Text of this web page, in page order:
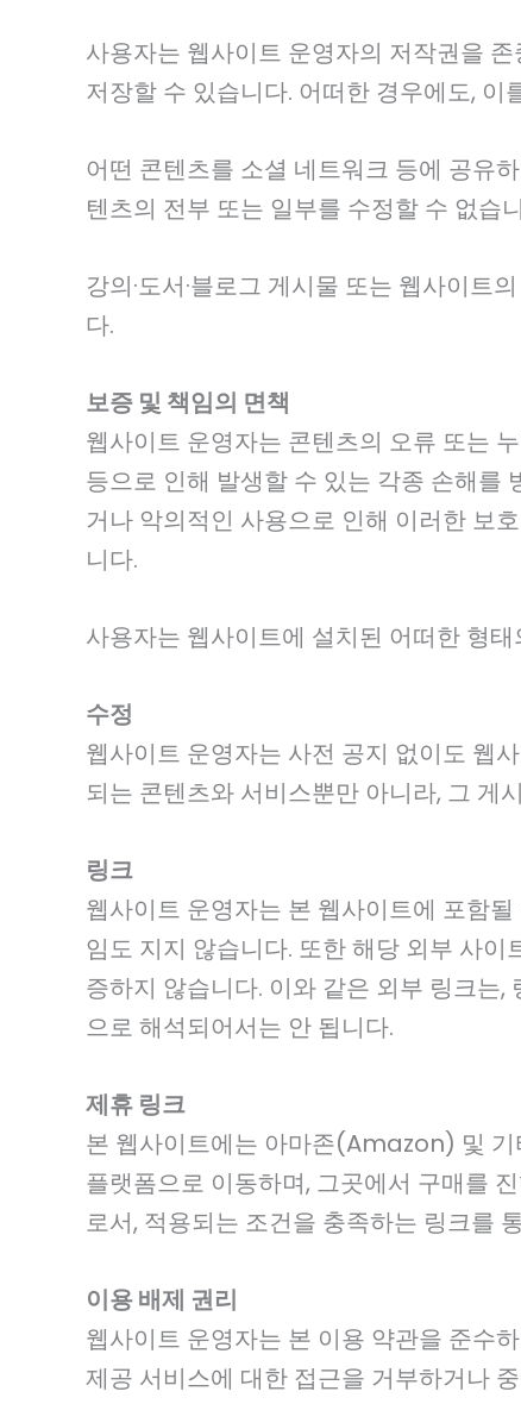
사용자는 웹사이트 운영자의 저작권을
저장할 수 있습니다. 어떠한 경우에도, 이
어떤 콘텐츠를 소셜 네트워크 등에 공유
텐츠의 전부 또는 일부를 수정할 수 없습
강의·도서·블로그 게시물 또는 웹사이트
다.
보증 및 책임의 면책
웹사이트 운영자는 콘텐츠의 오류 또는
등으로 인해 발생할 수 있는 각종 손해를
거나 악의적인 사용으로 인해 이러한 보
니다.
사용자는 웹사이트에 설치된 어떠한 형태
수정
웹사이트 운영자는 사전 공지 없이도 웹
되는 콘텐츠와 서비스뿐만 아니라, 그 게
링크
웹사이트 운영자는 본 웹사이트에 포함
임도 지지 않습니다. 또한 해당 외부 사
증하지 않습니다. 이와 같은 외부 링크는
으로 해석되어서는 안 됩니다.
제휴 링크
본 웹사이트에는 아마존(Amazon) 및 기
플랫폼으로 이동하며, 그곳에서 구매를
로서, 적용되는 조건을 충족하는 링크를
이용 배제 권리
웹사이트 운영자는 본 이용 약관을 준수
제공 서비스에 대한 접근을 거부하거나